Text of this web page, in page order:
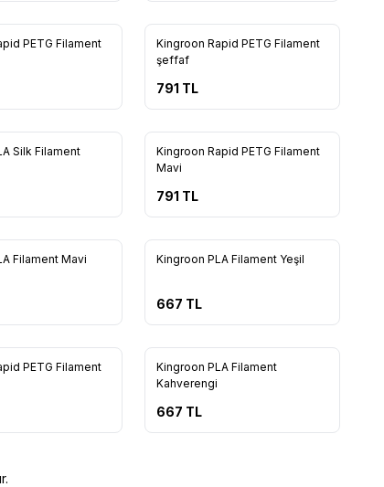
PETG Filament
Kingroon Rapid PETG Filament
şeffaf
791 TL
Silk Filament
Kingroon Rapid PETG Filament
Mavi
791 TL
Filament Mavi Kingroon PLA Filament Yeşil
667 TL
PETG Filament
Kingroon PLA Filament
Kahverengi
667 TL